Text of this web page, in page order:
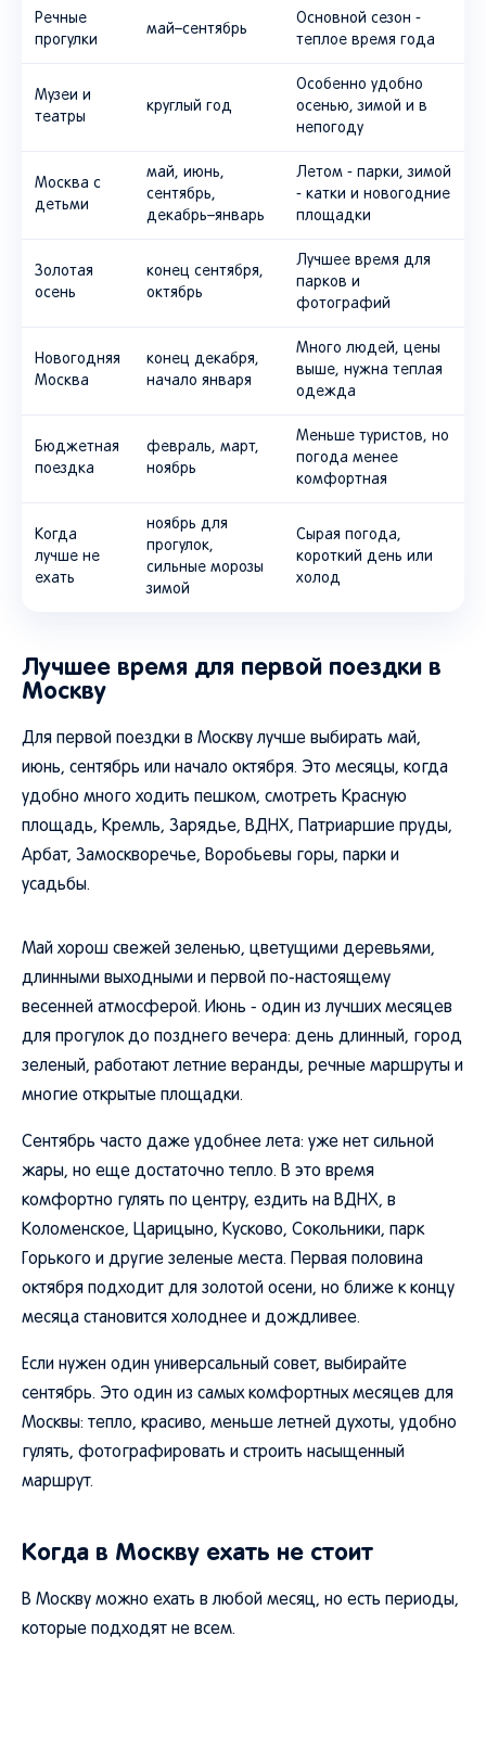
Речные
прогулки
май–сентябрь
Основной сезон -
теплое время года
Музеи и
театры
круглый год
Особенно удобно
осенью, зимой и в
непогоду
Москва с
детьми
май, июнь,
сентябрь,
декабрь–январь
Летом - парки, зимой
- катки и новогодние
площадки
Золотая
осень
конец сентября,
октябрь
Лучшее время для
парков и
фотографий
Новогодняя
Москва
конец декабря,
начало января
Много людей, цены
выше, нужна теплая
одежда
Бюджетная
поездка
февраль, март,
ноябрь
Меньше туристов, но
погода менее
комфортная
Когда
лучше не
ехать
ноябрь для
прогулок,
сильные морозы
зимой
Сырая погода,
короткий день или
холод
Лучшее время для первой поездки в
Москву
Для первой поездки в Москву лучше выбирать май,
июнь, сентябрь или начало октября. Это месяцы, когда
удобно много ходить пешком, смотреть Красную
площадь, Кремль, Зарядье, ВДНХ, Патриаршие пруды,
Арбат, Замоскворечье, Воробьевы горы, парки и
усадьбы.
Май хорош свежей зеленью, цветущими деревьями,
длинными выходными и первой по-настоящему
весенней атмосферой. Июнь - один из лучших месяцев
для прогулок до позднего вечера: день длинный, город
зеленый, работают летние веранды, речные маршруты и
многие открытые площадки.
Сентябрь часто даже удобнее лета: уже нет сильной
жары, но еще достаточно тепло. В это время
комфортно гулять по центру, ездить на ВДНХ, в
Коломенское, Царицыно, Кусково, Сокольники, парк
Горького и другие зеленые места. Первая половина
октября подходит для золотой осени, но ближе к концу
месяца становится холоднее и дождливее.
Если нужен один универсальный совет, выбирайте
сентябрь. Это один из самых комфортных месяцев для
Москвы: тепло, красиво, меньше летней духоты, удобно
гулять, фотографировать и строить насыщенный
маршрут.
Когда в Москву ехать не стоит
В Москву можно ехать в любой месяц, но есть периоды,
которые подходят не всем.